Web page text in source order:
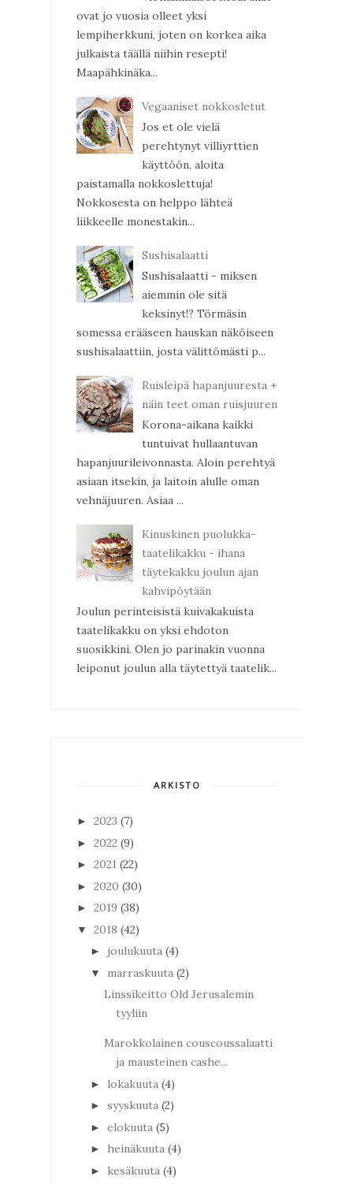
ovat jo vuosia olleet yksi
lempiherkkuni, joten on korkea aika
julkaista täällä niihin resepti!
Maapähkinäka...
Vegaaniset nokkosletut
Jos et ole vielä
perehtynyt villiyrttien
käyttöön, aloita
paistamalla nokkoslettuja!
Nokkosesta on helppo lähteä
liikkeelle monestakin...
Sushisalaatti
Sushisalaatti - miksen
aiemmin ole sitä
keksinyt!? Törmäsin
somessa erääseen hauskan näköiseen
sushisalaattiin, josta välittömästi p...
Ruisleipä hapanjuuresta +
näin teet oman ruisjuuren
Korona-aikana kaikki
tuntuivat hullaantuvan
hapanjuurileivonnasta. Aloin perehtyä
asiaan itsekin, ja laitoin alulle oman
vehnäjuuren. Asiaa ...
Kinuskinen puolukka-
taatelikakku - ihana
täytekakku joulun ajan
kahvipöytään
Joulun perinteisistä kuivakakuista
taatelikakku on yksi ehdoton
suosikkini. Olen jo parinakin vuonna
leiponut joulun alla täytettyä taatelik...
ARKISTO
► 2023 (7)
► 2022 (9)
► 2021 (22)
► 2020 (30)
► 2019 (38)
▼ 2018 (42)
► joulukuuta (4)
▼ marraskuuta (2)
Linssikeitto Old Jerusalemin
tyyliin
Marokkolainen couscoussalaatti
ja mausteinen cashe...
► lokakuuta (4)
► syyskuuta (2)
► elokuuta (5)
► heinäkuuta (4)
► kesäkuuta (4)